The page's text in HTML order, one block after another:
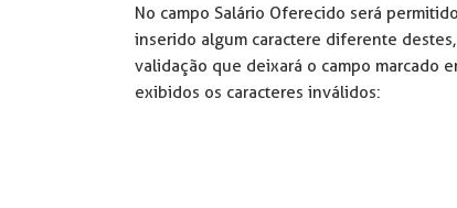
No campo Salário Oferecido será
inserido algum caractere diferente
validação que deixará o campo marcado
exibidos os caracteres inválidos: